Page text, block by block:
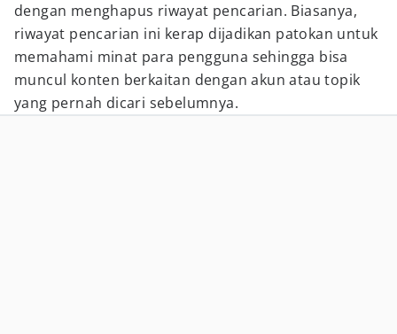
dengan menghapus riwayat pencarian. Biasanya,
riwayat pencarian ini kerap dijadikan patokan untuk
memahami minat para pengguna sehingga bisa
muncul konten berkaitan dengan akun atau topik
yang pernah dicari sebelumnya.